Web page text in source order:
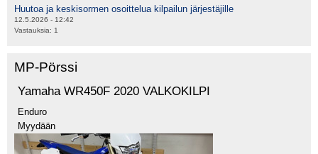
Huutoa ja keskisormen osoittelua kilpailun järjestäjille
12.5.2026 - 12:42
Vastauksia: 1
MP-Pörssi
Yamaha WR450F 2020 VALKOKILPI
Enduro
Myydään